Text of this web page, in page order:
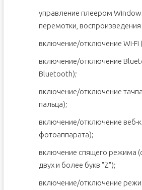
управление плеером
перемотки, воспроизведения
включение/отключение Wi-Fi
включение/отключение
Bluetooth);
включение/отключение
пальца);
включение/отключение веб-
фотоаппарата);
включение спящего режима
двух и более букв "Z");
включение/отключение